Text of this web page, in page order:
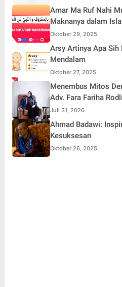
Amar Ma Ruf Nahi
Maknanya dalam
Oktober 29, 2025
Arsy Artinya Apa Sih
Mendalam
Oktober 27, 2025
Menembus Mitos
Adv. Fara Fariha
Simpati Publik dan
Juli 31, 2026
Ahmad Badawi:
Kesuksesan
Oktober 26, 2025